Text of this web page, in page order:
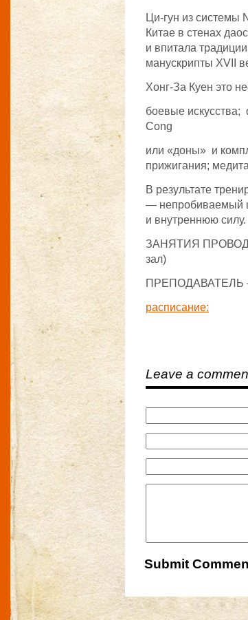
Ци-гун из системы
Китае в стенах
и впитала
манускрипты XVII
Хонг-За Куен это
боевые искусства;
Cong
или «доны» и
прижигания;
В результате
— непробиваемый
и внутреннюю силу.
ЗАНЯТИЯ
зал)
ПРЕПОДАВАТЕЛЬ
расписание:
Leave a